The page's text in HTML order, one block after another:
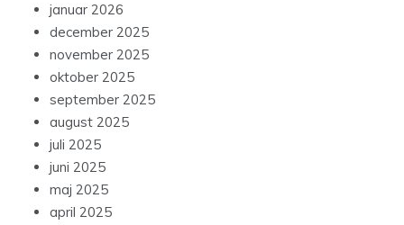
januar 2026
december 2025
november 2025
oktober 2025
september 2025
august 2025
juli 2025
juni 2025
maj 2025
april 2025